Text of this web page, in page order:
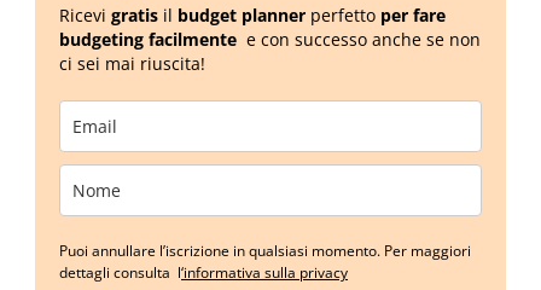
Ricevi gratis il budget planner perfetto per fare
budgeting facilmente e con successo anche se non
ci sei mai riuscita!
Puoi annullare l’iscrizione in qualsiasi momento. Per maggiori
dettagli consulta l‘informativa sulla privacy